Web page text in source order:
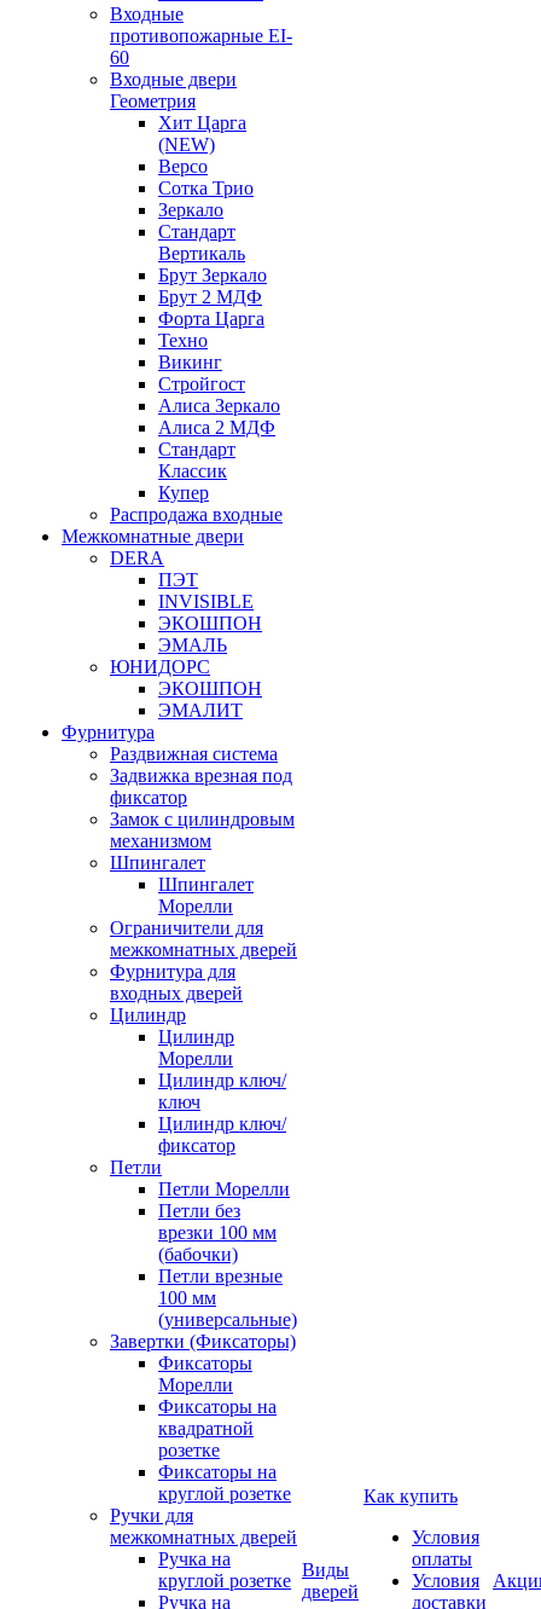
Входные
противопожарные EI-
60
Входные двери
Геометрия
Хит Царга
(NEW)
Версо
Сотка Трио
Зеркало
Стандарт
Вертикаль
Брут Зеркало
Брут 2 МДФ
Форта Царга
Техно
Викинг
Стройгост
Алиса Зеркало
Алиса 2 МДФ
Стандарт
Классик
Купер
Распродажа входные
Межкомнатные двери
DERA
ПЭТ
INVISIBLE
ЭКОШПОН
ЭМАЛЬ
ЮНИДОРС
ЭКОШПОН
ЭМАЛИТ
Фурнитура
Раздвижная система
Задвижка врезная под
фиксатор
Замок с цилиндровым
механизмом
Шпингалет
Шпингалет
Морелли
Ограничители для
межкомнатных дверей
Фурнитура для
входных дверей
Цилиндр
Цилиндр
Морелли
Цилиндр ключ/
ключ
Цилиндр ключ/
фиксатор
Петли
Петли Морелли
Петли без
врезки 100 мм
(бабочки)
Петли врезные
100 мм
(универсальные)
Завертки (Фиксаторы)
Фиксаторы
Морелли
Фиксаторы на
квадратной
розетке
Фиксаторы на
круглой розетке
Ручки для
межкомнатных дверей
Ручка на
круглой розетке
Ручка на
Виды
дверей
Как купить
Условия
оплаты
Условия
доставки